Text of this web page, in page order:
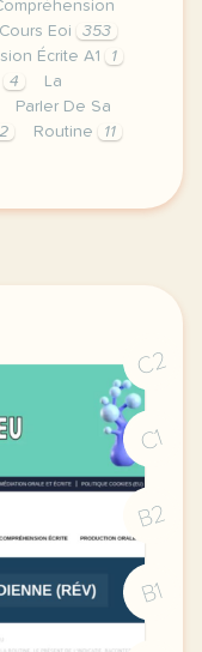
Cours Eoi
353
Écrite A1
1
4
La
Parler De Sa
2 Routine
11
semaine de
C2
C1
B2
B1